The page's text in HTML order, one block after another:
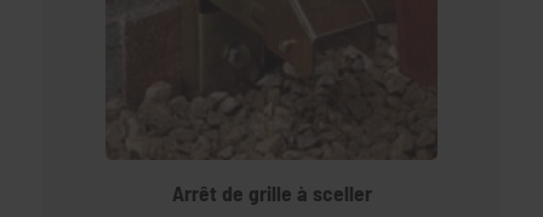
Arrêt de grille à sceller